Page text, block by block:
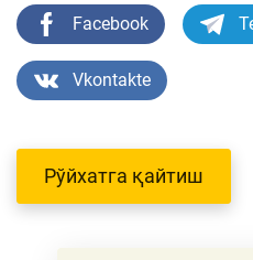
Facebook
Vkontakte
Рўйхатга қайтиш